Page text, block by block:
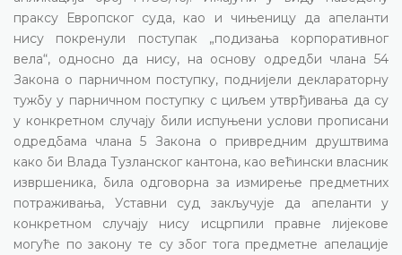
праксу Европског суда, као и чињеницу да апеланти
нису покренули поступак „подизања корпоративног
вела“, односно да нису, на основу одредби члана 54
Закона о парничном поступку, поднијели деклараторну
тужбу у парничном поступку с циљем утврђивања да су
у конкретном случају били испуњени услови прописани
одредбама члана 5 Закона о привредним друштвима
како би Влада Тузланског кантона, као већински власник
извршеника, била одговорна за измирење предметних
потраживања, Уставни суд закључује да апеланти у
конкретном случају нису исцрпили правне лијекове
могуће по закону те су због тога предметне апелације